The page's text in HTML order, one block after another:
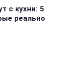
с кухни: 5
реально